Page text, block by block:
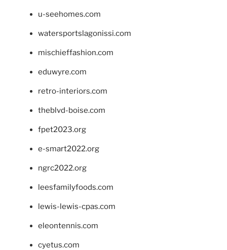
u-seehomes.com
watersportslagonissi.com
mischieffashion.com
eduwyre.com
retro-interiors.com
theblvd-boise.com
fpet2023.org
e-smart2022.org
ngrc2022.org
leesfamilyfoods.com
lewis-lewis-cpas.com
eleontennis.com
cyetus.com